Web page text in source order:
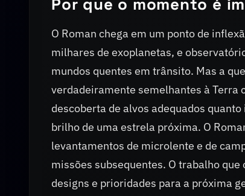
O Roman chega em um ponto de
milhares de exoplanetas, e
mundos quentes em trânsito. Mas a
verdadeiramente semelhantes à
descoberta de alvos adequados
brilho de uma estrela próxima. O
levantamentos de microlente e de
missões subsequentes. O trabalho
designs e prioridades para a próxima